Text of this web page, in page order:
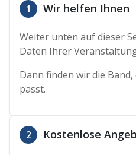
1 Wir helfen Ihnen
Weiter unten auf dieser
Daten Ihrer
Dann finden wir die
passt.
2 Kostenlose